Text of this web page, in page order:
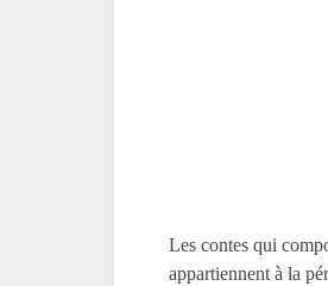
Les contes qui
appartiennent à la